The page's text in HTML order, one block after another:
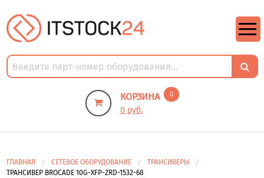
КОРЗИНА 0
0 руб.
ГЛАВНАЯ СЕТЕВОЕ ОБОРУДОВАНИЕ
ТРАНСИВЕРЫ
ТРАНСИВЕР BROCADE 10G-XFP-ZRD-1532-68